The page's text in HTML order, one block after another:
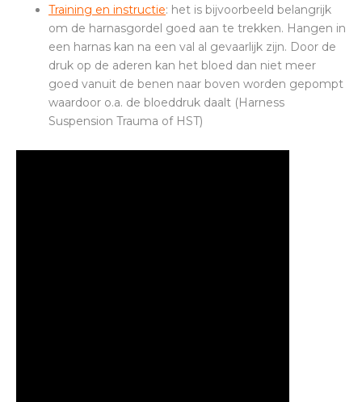
Training en instructie: het is bijvoorbeeld belangrijk
om de harnasgordel goed aan te trekken. Hangen in
een harnas kan na een val al gevaarlijk zijn. Door de
druk op de aderen kan het bloed dan niet meer
goed vanuit de benen naar boven worden gepompt
waardoor o.a. de bloeddruk daalt (Harness
Suspension Trauma of HST)